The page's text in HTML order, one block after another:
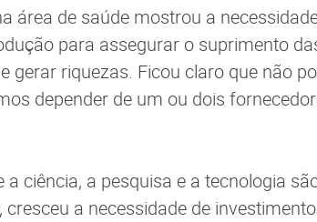
área de saúde mostrou a
para assegurar o suprimento
gerar riquezas. Ficou claro que não
depender de um ou dois
ciência, a pesquisa e a tecnologia
a necessidade de